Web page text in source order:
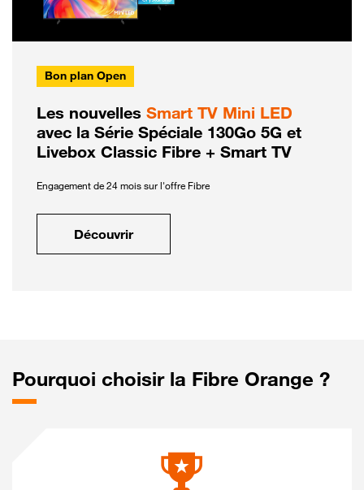
Bon plan Open
Les nouvelles Smart TV Mini LED
avec la Série Spéciale 130Go 5G et
Livebox Classic Fibre + Smart TV
Engagement de 24 mois sur l'offre Fibre
Découvrir
Pourquoi choisir la Fibre Orange ?